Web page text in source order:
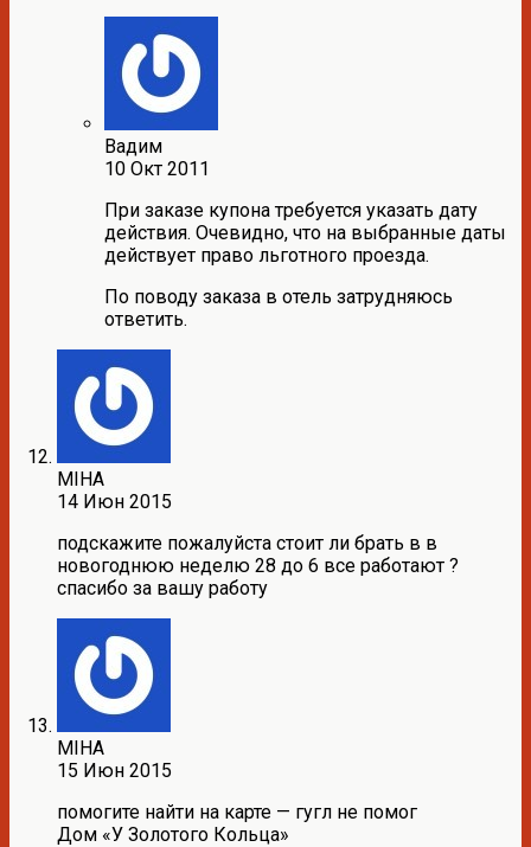
Вадим
10 Окт 2011
При заказе купона требуется указать дату
действия. Очевидно, что на выбранные даты
действует право льготного проезда.
По поводу заказа в отель затрудняюсь
ответить.
MIHA
14 Июн 2015
подскажите пожалуйста стоит ли брать в в
новогоднюю неделю 28 до 6 все работают ?
спасибо за вашу работу
MIHA
15 Июн 2015
помогите найти на карте — гугл не помог
Дом «У Золотого Кольца»